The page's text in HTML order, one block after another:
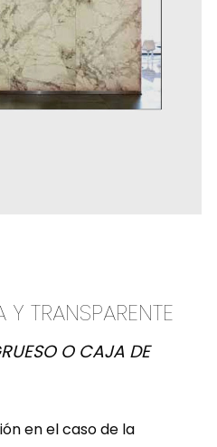
Y TRANSPARENTE
O CAJA DE
en el caso de la